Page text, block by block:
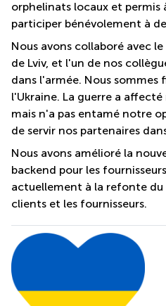
orphelinats locaux et permis
participer bénévolement à
Nous avons collaboré avec
de Lviv, et l'un de nos
dans l'armée. Nous sommes
l'Ukraine. La guerre a
mais n'a pas entamé notre
de servir nos partenaires
Nous avons amélioré la
backend pour les
actuellement à la refonte du
clients et les fournisseurs.